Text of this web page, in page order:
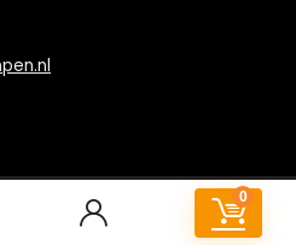
0
Alle rechten voorbehouden